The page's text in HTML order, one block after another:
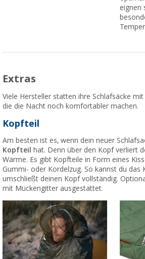
eignen
Extras
Viele Hersteller statten ihre Schlafsäcke
die die Nacht noch komfortabler machen.
Kopfteil
Am besten ist es, wenn dein neuer
Kopfteil
hat. Denn über den Kopf verliert
Wärme. Es gibt Kopfteile in Form eines
Gummi- oder Kordelzug. So kannst du das
umschließt deinen Kopf vollständig.
mit Mückengitter ausgestattet.